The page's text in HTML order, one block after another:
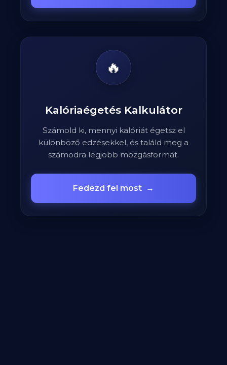
🔥
Kalóriaégetés Kalkulátor
Számold ki, mennyi kalóriát égetsz el
különböző edzésekkel, és találd meg a
számodra legjobb mozgásformát.
Fedezd fel most →